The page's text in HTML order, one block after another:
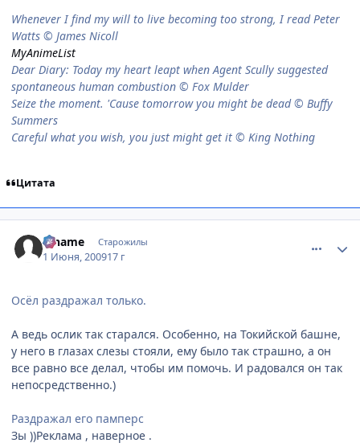
When­ever I find my will to live be­com­ing too strong, I read Peter
Watts © James Nicoll
MyAnimeList
Dear Diary: Today my heart leapt when Agent Scully suggested
spontaneous human combustion © Fox Mulder
Seize the moment. 'Cause tomorrow you might be dead © Buffy
Summers
Careful what you wish, you just might get it © King Nothing
Цитата
Riname Старожилы
1 Июня, 200917 г
Осёл раздражал только.
А ведь ослик так старался. Особенно, на Токийской башне,
у него в глазах слезы стояли, ему было так страшно, а он
все равно все делал, чтобы им помочь. И радовался он так
непосредственно.)
Раздражал его памперс
Зы ))Реклама , наверное .